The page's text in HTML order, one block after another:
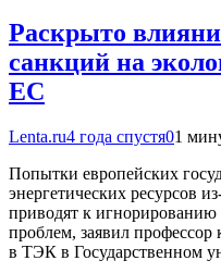
Раскрыто
санкций на
ЕС
Lenta.ru4 года спустя01
Попытки европейских
энергетических ресурсов
приводят к
проблем, заявил
в ТЭК в Государственном